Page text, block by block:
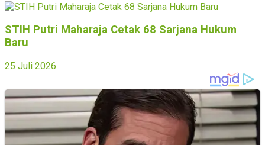
STIH Putri Maharaja Cetak 68 Sarjana Hukum
Baru
25 Juli 2026